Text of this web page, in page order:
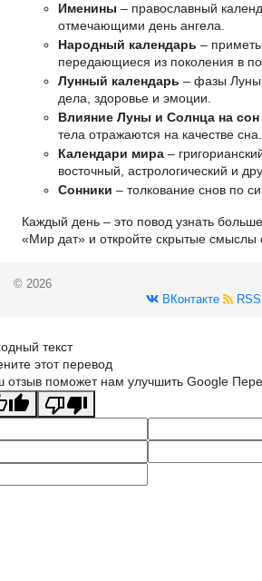
Именины – православный
отмечающими день ангела.
Народный календарь –
передающиеся из поколения в
Лунный календарь – фазы Луны
дела, здоровье и эмоции.
Влияние Луны и Солнца на сон
тела отражаются на качестве сна.
Календари мира –
восточный, астрологический и
Сонники – толкование снов по
Каждый день – это повод узнать
«Мир дат» и откройте скрытые смыслы
© 2026
ВКонтакте
RSS
текст
этот перевод
отзыв поможет нам улучшить Google